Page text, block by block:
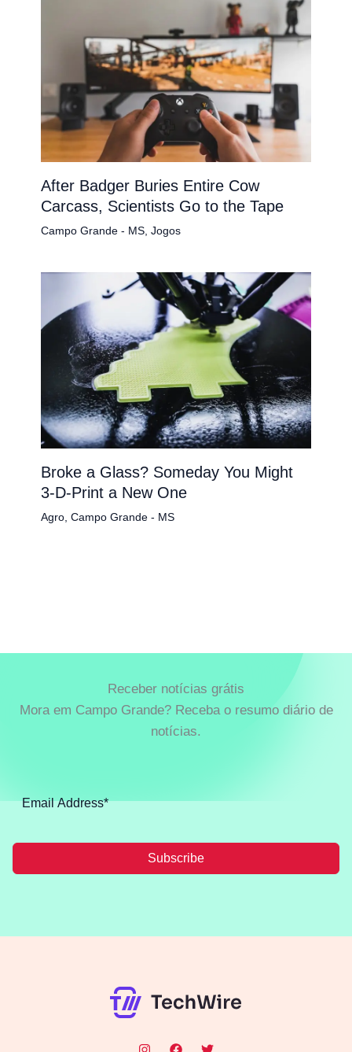
After Badger Buries Entire Cow
Carcass, Scientists Go to the Tape
Campo Grande - MS, Jogos
Broke a Glass? Someday You Might
3-D-Print a New One
Agro, Campo Grande - MS
Receber notícias grátis
Mora em Campo Grande? Receba o resumo diário de
notícias.
Subscribe